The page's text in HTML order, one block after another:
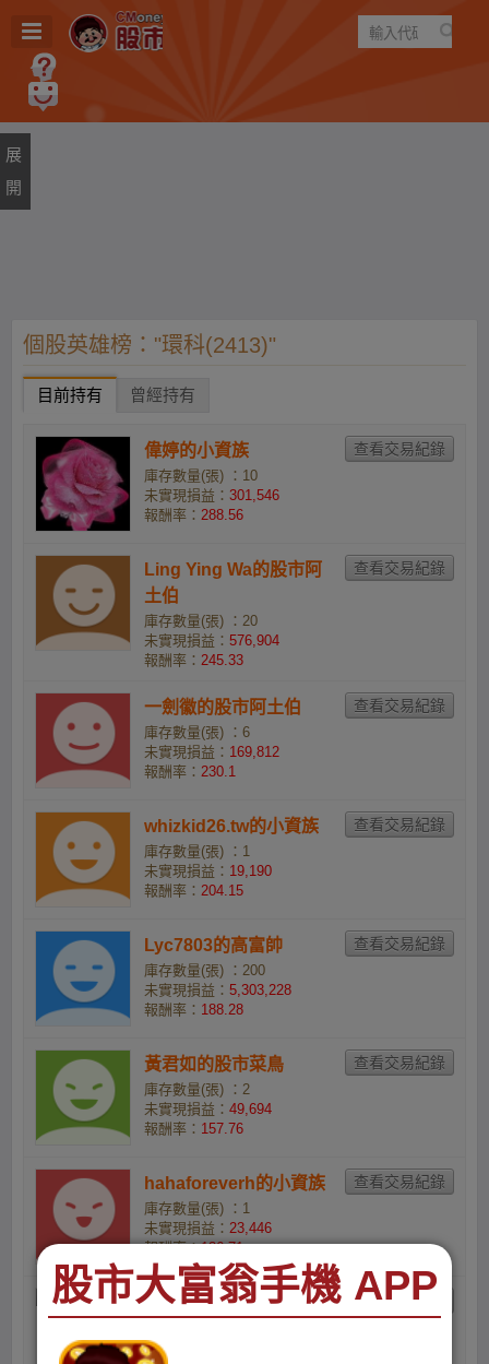
遊戲
個股英雄榜："環科(2413)"
目前持有 曾經持有
偉婷的小資族
庫存數量(張) ：10
未實現損益： 301,546
報酬率： 288.56
Ling Ying Wa的股市阿
土伯
庫存數量(張) ：20
未實現損益： 576,904
報酬率： 245.33
一劍徽的股市阿土伯
庫存數量(張) ：6
未實現損益： 169,812
報酬率： 230.1
whizkid26.tw的小資族
庫存數量(張) ：1
未實現損益： 19,190
報酬率： 204.15
Lyc7803的高富帥
庫存數量(張) ：200
未實現損益： 5,303,228
報酬率： 188.28
黃君如的股市菜鳥
庫存數量(張) ：2
未實現損益： 49,694
報酬率： 157.76
hahaforeverh的小資族
庫存數量(張) ：1
未實現損益： 23,446
報酬率：136.71
acoapsijqk的小花把拔
庫存數量(張) ：1
股市大富翁手機 APP